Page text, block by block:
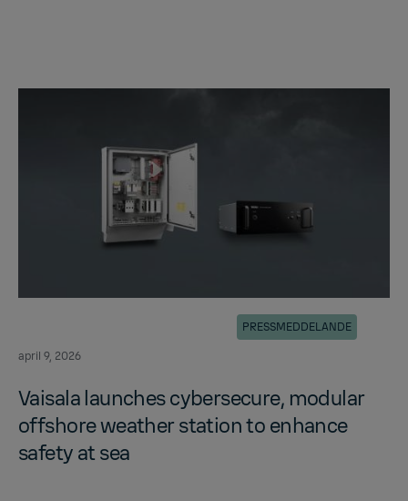
april 9, 2026
PRESSMEDDELANDE
Vaisala launches cy­ber­se­cure, mod­u­lar
off­shore weather sta­tion to en­hance
safety at sea